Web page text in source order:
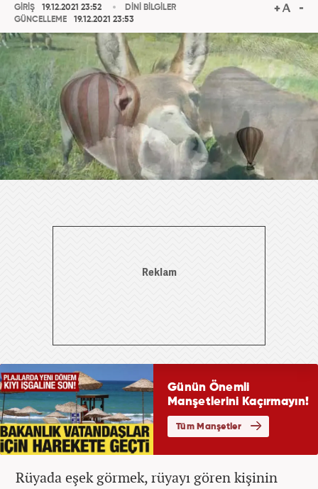
GİRİŞ
19.12.2021 23:52
GÜNCELLEME
19.12.2021 23:53
DİNİ BİLGİLER
Rüyada eşek görmek, rüyayı gören kişinin